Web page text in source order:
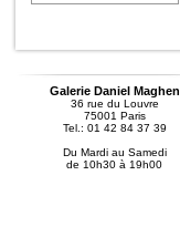
Galerie Daniel Maghen
36 rue du Louvre
75001 Paris
Tel.: 01 42 84 37 39
Du Mardi au Samedi
de 10h30 à 19h00